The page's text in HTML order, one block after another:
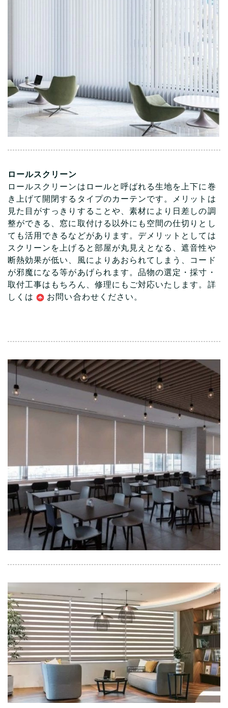
ロールスクリーン
ロールスクリーンはロールと呼ばれる生地を上下に巻
き上げて開閉するタイプのカーテンです。メリットは
見た目がすっきりすることや、素材により日差しの調
整ができる、窓に取付ける以外にも空間の仕切りとし
ても活用できるなどがあります。デメリットとしては
スクリーンを上げると部屋が丸見えとなる、遮音性や
断熱効果が低い、風によりあおられてしまう、コード
が邪魔になる等があげられます。品物の選定・採寸・
取付工事はもちろん、修理にもご対応いたします。詳
しくは
お問い合わせください。